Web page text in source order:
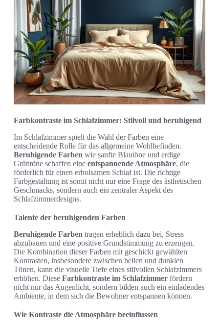
Farbkontraste im Schlafzimmer: Stilvoll und beruhigend
Im Schlafzimmer spielt die Wahl der Farben eine
entscheidende Rolle für das allgemeine Wohlbefinden.
Beruhigende Farben wie sanfte Blautöne und erdige
Grüntöne schaffen eine entspannende Atmosphäre, die
förderlich für einen erholsamen Schlaf ist. Die richtige
Farbgestaltung ist somit nicht nur eine Frage des ästhetischen
Geschmacks, sondern auch ein zentraler Aspekt des
Schlafzimmerdesigns.
Talente der beruhigenden Farben
Beruhigende Farben tragen erheblich dazu bei, Stress
abzubauen und eine positive Grundstimmung zu erzeugen.
Die Kombination dieser Farben mit geschickt gewählten
Kontrasten, insbesondere zwischen hellen und dunklen
Tönen, kann die visuelle Tiefe eines stilvollen Schlafzimmers
erhöhen. Diese Farbkontraste im Schlafzimmer fördern
nicht nur das Augenlicht, sondern bilden auch ein einladendes
Ambiente, in dem sich die Bewohner entspannen können.
Wie Kontraste die Atmosphäre beeinflussen